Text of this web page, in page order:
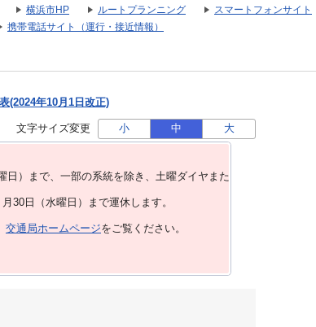
横浜市HP ルートプランニング
スマートフォンサイト
携帯電話サイト（運行・接近情報）
(2024年10月1日改正)
文字サイズ変更 小 中 大
）まで、⼀部の系統を除き、⼟曜ダイヤまた
30日（水曜日）まで運休します。
交通局ホームページをご覧ください。